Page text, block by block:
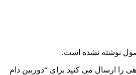
نوشته نشده است.
را ارسال می کنید برای “دوربین دام